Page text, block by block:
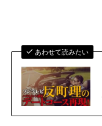
あわせて読みたい